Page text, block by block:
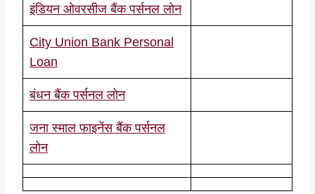
इंडियन ओवरसीज बैंक पर्सनल लोन
City Union Bank Personal
Loan
बंधन बैंक पर्सनल लोन
जना स्माल फाइनेंस बैंक पर्सनल
लोन